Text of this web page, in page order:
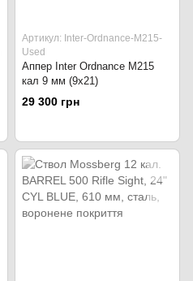
Артикул: Inter-Ordnance-M215-
Used
Аппер Inter Ordnance M215
кал 9 мм (9х21)
29 300 грн